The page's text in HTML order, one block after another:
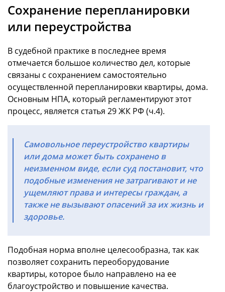
Сохранение перепланировки
или переустройства
В судебной практике в последнее время
отмечается большое количество дел, которые
связаны с сохранением самостоятельно
осуществленной перепланировки квартиры, дома.
Основным НПА, который регламентируют этот
процесс, является статья 29 ЖК РФ (ч.4).
Самовольное переустройство квартиры
или дома может быть сохранено в
неизменном виде, если суд постановит, что
подобные изменения не затрагивают и не
ущемляют права и интересы граждан, а
также не вызывают опасений за их жизнь и
здоровье.
Подобная норма вполне целесообразна, так как
позволяет сохранить переоборудование
квартиры, которое было направлено на ее
благоустройство и повышение качества.